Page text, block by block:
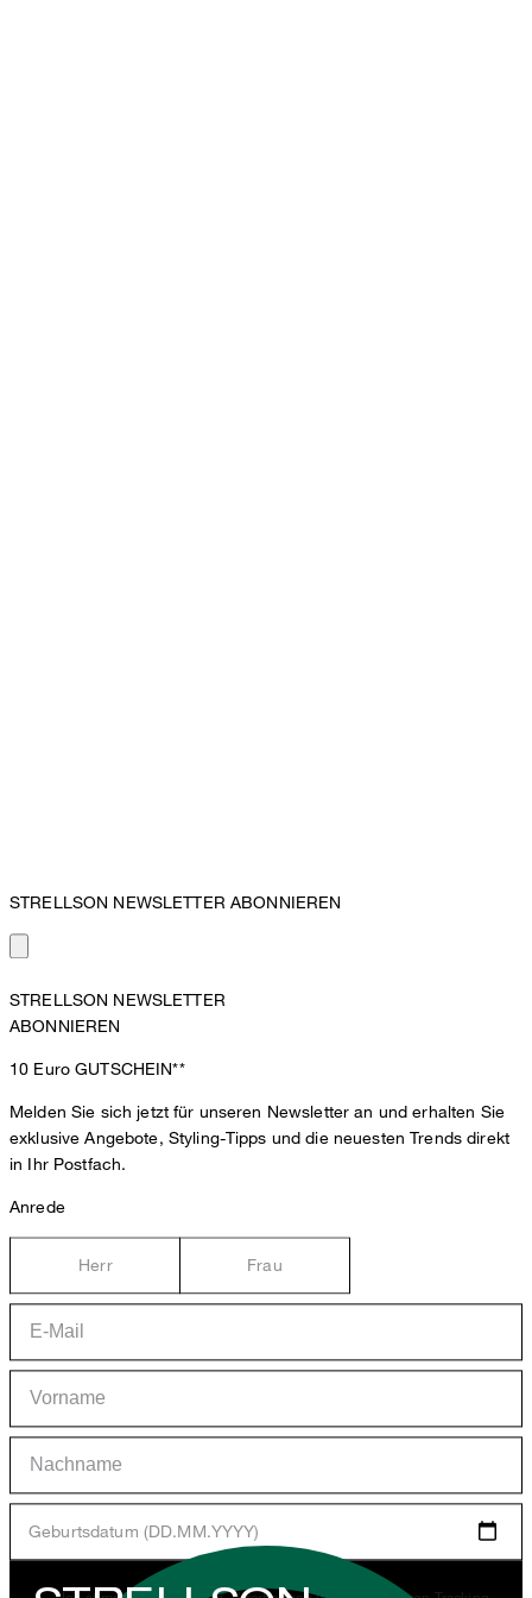
STRELLSON NEWSLETTER ABONNIEREN
STRELLSON NEWSLETTER
ABONNIEREN
10 EuroGUTSCHEIN**
Melden Sie sich jetzt für unseren Newsletter an und erhalten Sie
exklusive Angebote, Styling-Tipps und die neuesten Trends direkt
in Ihr Postfach.
Anrede
Herr Frau
Geburtsdatum (DD.MM.YYYY)